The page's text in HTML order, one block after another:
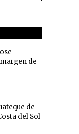
de
de
del Sol